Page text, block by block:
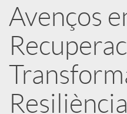
a
r
x
Avenços
Resiliència